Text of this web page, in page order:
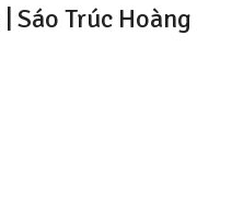
Sáo Trúc Hoàng